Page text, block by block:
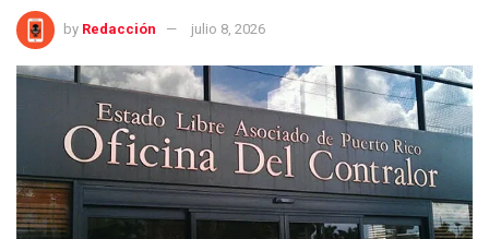
by Redacción julio 8, 2026